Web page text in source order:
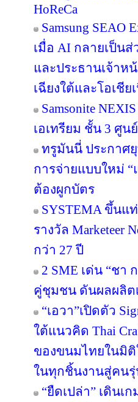
HoReCa
Samsung
เมื่อ AI กลายเป็น
และประธานเจ้าห
เฉียงใต้และโอเชีย
Samsonite
เอเทรียม ชั้น 3 ศูน
ทรูมันนี่ ประกาศ
การจ่ายแบบใหม่
ต้องผูกบัตร
SYSTEMA ขึ้น
รางวัล Marketeer
กว่า 27 ปี
2 SME เด่น “ช
คู่ชุมชน ดันผลผลิต
“เอวา”เปิดตัว
ใต้แนวคิด Thai
ของขนมไทยในมิ
ในทุกชิ้นงานสู่คนรุ่
“ยืดเปล่า” เดิน